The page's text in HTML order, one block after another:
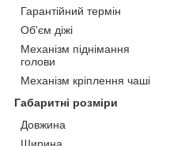
Гарантійний термін
Об'єм діжі
Механізм піднімання
голови
Механізм кріплення чаші
Габаритні розміри
Довжина